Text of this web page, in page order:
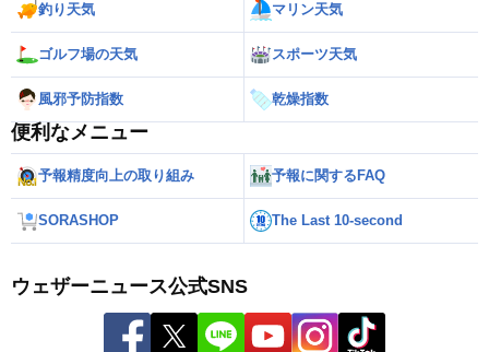
釣り天気 マリン天気
ゴルフ場の天気 スポーツ天気
風邪予防指数 乾燥指数
便利なメニュー
予報精度向上の取り組み 予報に関するFAQ
SORASHOP The Last 10-second
ウェザーニュース公式SNS